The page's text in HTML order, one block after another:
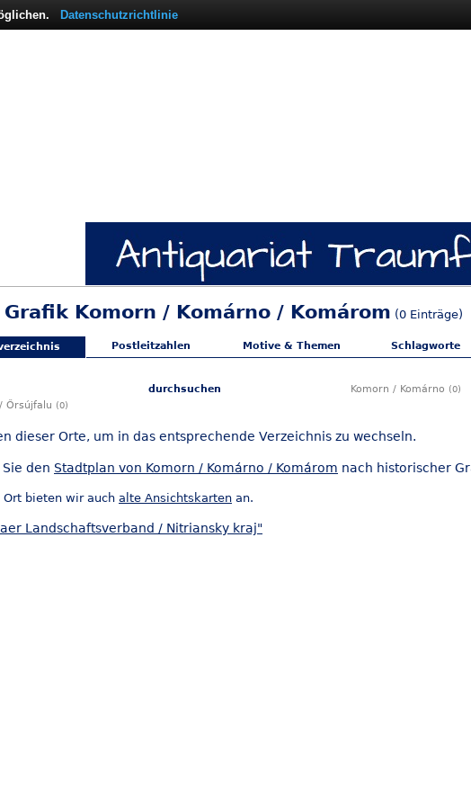
Komorn / Komárno / Komárom (0 Einträge)
Postleitzahlen Motive & Themen Schlagworte
durchsuchen Komorn / Komárno (0)
Őrsújfalu (0)
dieser Orte, um in das entsprechende Verzeichnis zu wechseln.
den Stadtplan von Komorn / Komárno / Komárom nach historischer
Ort bieten wir auch alte Ansichtskarten an.
Landschaftsverband / Nitriansky kraj"
Datenschutzrichtlinie